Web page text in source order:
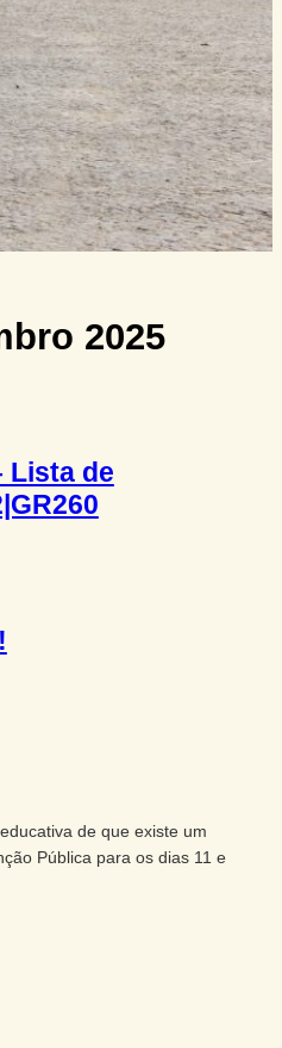
2025
Lista de
de que existe um
Pública para os dias 11 e